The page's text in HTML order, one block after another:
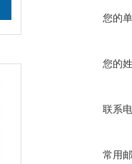
您的
您的
联系
常用